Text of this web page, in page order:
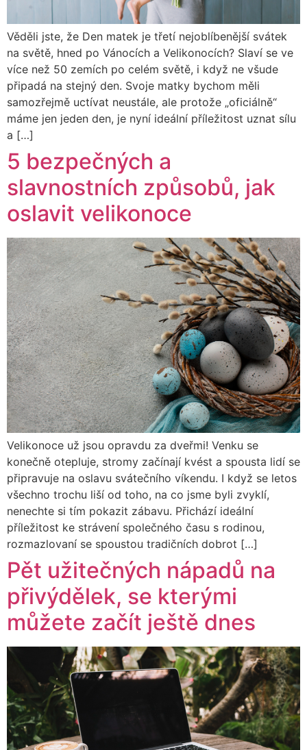
Věděli jste, že Den matek je třetí nejoblíbenější svátek
na světě, hned po Vánocích a Velikonocích? Slaví se ve
více než 50 zemích po celém světě, i když ne všude
připadá na stejný den. Svoje matky bychom měli
samozřejmě uctívat neustále, ale protože „oficiálně“
máme jen jeden den, je nyní ideální příležitost uznat sílu
a […]
5 bezpečných a
slavnostních způsobů, jak
oslavit velikonoce
Velikonoce už jsou opravdu za dveřmi! Venku se
konečně otepluje, stromy začínají kvést a spousta lidí se
připravuje na oslavu svátečního víkendu. I když se letos
všechno trochu liší od toho, na co jsme byli zvyklí,
nenechte si tím pokazit zábavu. Přichází ideální
příležitost ke strávení společného času s rodinou,
rozmazlovaní se spoustou tradičních dobrot […]
Pět užitečných nápadů na
přivýdělek, se kterými
můžete začít ještě dnes